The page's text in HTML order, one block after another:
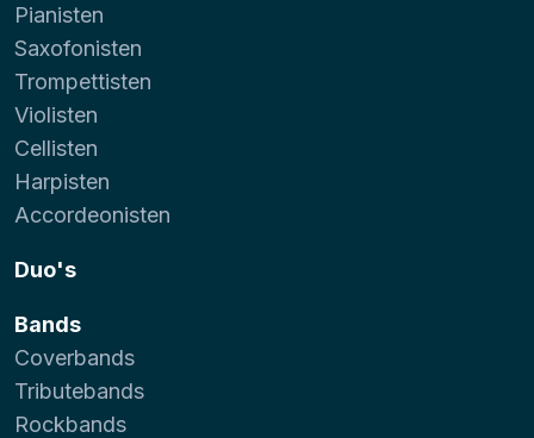
Pianisten
Saxofonisten
Trompettisten
Violisten
Cellisten
Harpisten
Accordeonisten
Duo's
Bands
Coverbands
Tributebands
Rockbands